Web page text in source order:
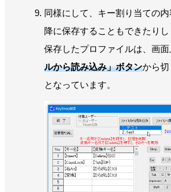
同様にして、キー割り当ての
降に保存することもできたりし
保存したプロファイルは、画面
ルから読み込み」ボタンから
となっています。